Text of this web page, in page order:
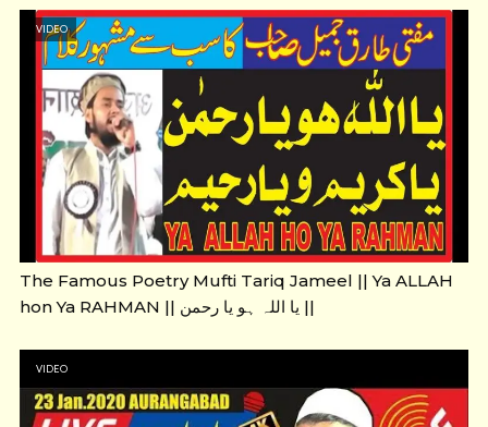
VIDEO
The Famous Poetry Mufti Tariq Jameel || Ya ALLAH
hon Ya RAHMAN || یا اللہ ہو یا رحمن ||
VIDEO